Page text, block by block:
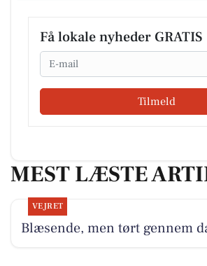
Få lokale nyheder GRATIS
Email
Tilmeld
MEST LÆSTE
VEJRET
Blæsende, men tørt gennem